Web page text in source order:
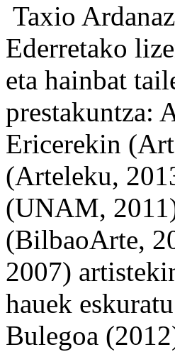
Taxio
Ederretako
eta hainbat
prestakuntza:
Ericerekin
(Arteleku,
(UNAM,
(BilbaoArte,
2007)
hauek
Bulegoa